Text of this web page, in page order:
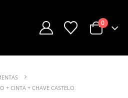
0
+ CINTA + CHAVE CASTELO